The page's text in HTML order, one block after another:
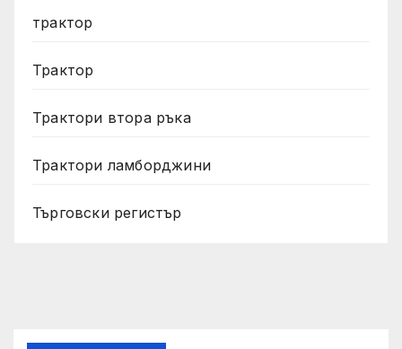
трактор
Трактор
Трактори втора ръка
Трактори ламборджини
Търговски регистър